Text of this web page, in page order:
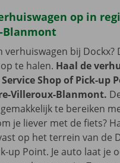
op in
verhuiswagen bij
te halen. Haal de
Shop of Pick-up
Villeroux-Blanmont.
te bereiken
je liever met de fiets?
op het terrein van de
up Point. Je auto laat je